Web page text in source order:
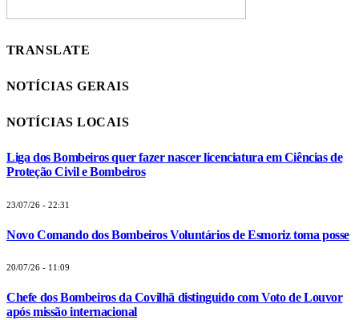
TRANSLATE
NOTÍCIAS GERAIS
NOTÍCIAS LOCAIS
Liga dos Bombeiros quer fazer nascer licenciatura em Ciências de
Proteção Civil e Bombeiros
23/07/26 - 22:31
Novo Comando dos Bombeiros Voluntários de Esmoriz toma posse
20/07/26 - 11:09
Chefe dos Bombeiros da Covilhã distinguido com Voto de Louvor
após missão internacional